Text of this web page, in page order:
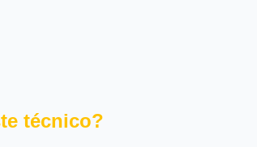
técnico?